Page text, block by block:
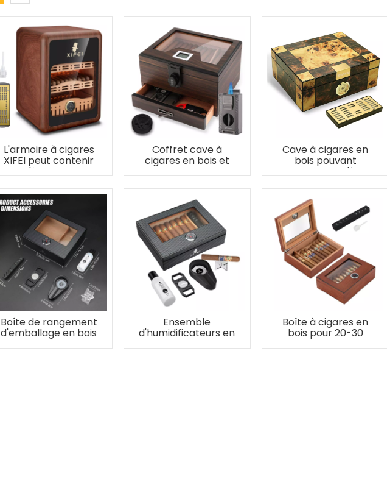
L'armoire à cigares
XIFEI peut contenir
jusqu'à 150 cigares
Coffret cave à
cigares en bois et
Cave à cigares en
bois pouvant
contenir jusqu'à 60
Boîte de rangement
d'emballage en bois
Ensemble
d'humidificateurs en
Boîte à cigares en
bois pour 20-30